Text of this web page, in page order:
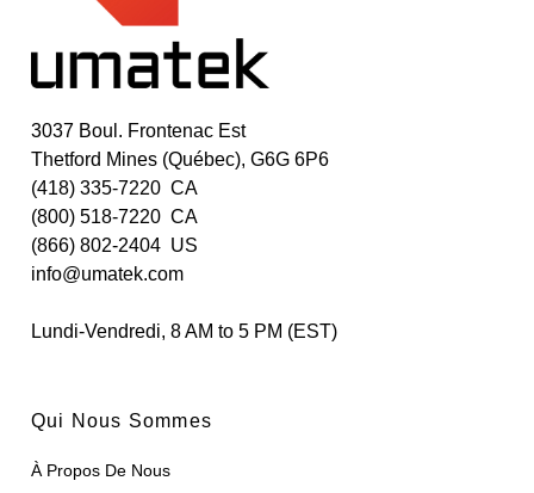
3037 Boul. Frontenac Est
Thetford Mines (Québec), G6G 6P6
(418) 335-7220 CA
(800) 518-7220 CA
(866) 802-2404 US
info@umatek.com
Lundi-Vendredi, 8 AM to 5 PM (EST)
Qui Nous Sommes
À Propos De Nous